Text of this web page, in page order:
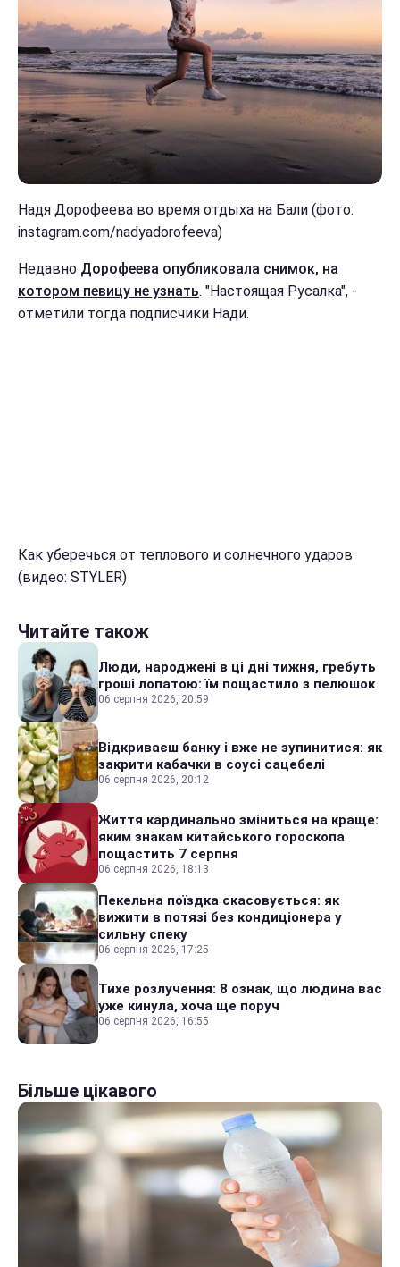
Надя Дорофеева во время отдыха на Бали (фото:
instagram.com/nadyadorofeeva)
Недавно Дорофеева опубликовала снимок, на
котором певицу не узнать. "Настоящая Русалка", -
отметили тогда подписчики Нади.
Как уберечься от теплового и солнечного ударов
(видео: STYLER)
Читайте також
Люди, народжені в ці дні тижня, гребуть
гроші лопатою: їм пощастило з пелюшок
06 серпня 2026, 20:59
Відкриваєш банку і вже не зупинитися: як
закрити кабачки в соусі сацебелі
06 серпня 2026, 20:12
Життя кардинально зміниться на краще:
яким знакам китайського гороскопа
пощастить 7 серпня
06 серпня 2026, 18:13
Пекельна поїздка скасовується: як
вижити в потязі без кондиціонера у
сильну спеку
06 серпня 2026, 17:25
Тихе розлучення: 8 ознак, що людина вас
уже кинула, хоча ще поруч
06 серпня 2026, 16:55
Більше цікавого